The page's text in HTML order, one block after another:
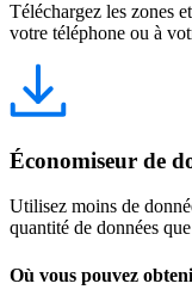
Téléchargez les zones
votre téléphone ou à
Économiseur de
Utilisez moins de
quantité de données
Où vous pouvez